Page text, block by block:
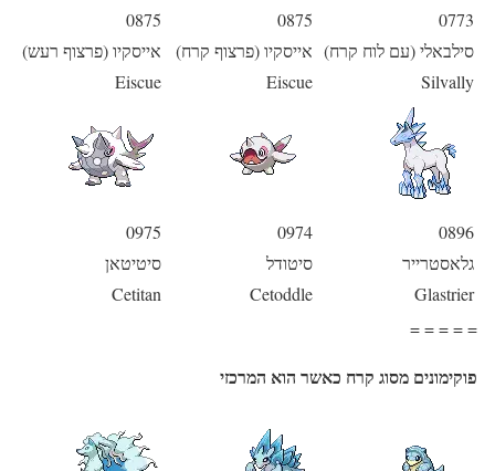
0773
סילבאלי (עם לוח קרח)
Silvally
0875
אייסקיו (פרצוף קרח)
Eiscue
0875
אייסקיו (פרצוף רעש)
Eiscue
0896
גלאסטרייר
Glastrier
0974
סיטודל
Cetoddle
0975
סיטיטאן
Cetitan
= = = = =
פוקימונים מסוג קרח כאשר הוא המרכזי